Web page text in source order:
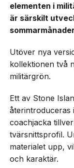
elementen i
är särskilt
Utöver nya
kollektionen två
militärgrön.
Ett av Stone
återintroduceras
coachjacka
tvärsnittsprofil.
materialet upp,
och karaktär.